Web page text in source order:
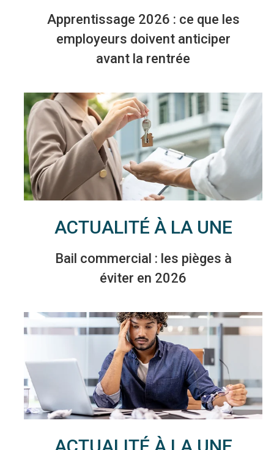
Apprentissage 2026 : ce que les
employeurs doivent anticiper
avant la rentrée
ACTUALITÉ À LA UNE
Bail commercial : les pièges à
éviter en 2026